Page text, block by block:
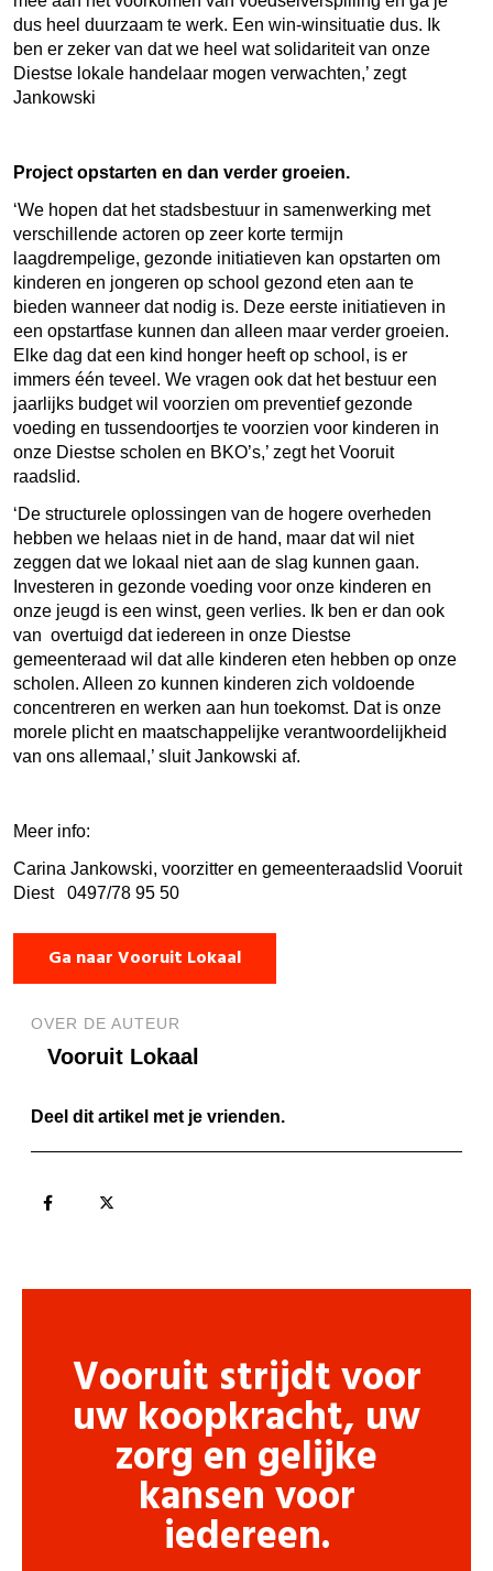
dus heel duurzaam te werk. Een win-winsituatie dus. Ik
ben er zeker van dat we heel wat solidariteit van onze
Diestse lokale handelaar mogen verwachten,’ zegt
Jankowski
Project opstarten en dan verder groeien.
‘We hopen dat het stadsbestuur in samenwerking met
verschillende actoren op zeer korte termijn
laagdrempelige, gezonde initiatieven kan opstarten om
kinderen en jongeren op school gezond eten aan te
bieden wanneer dat nodig is. Deze eerste initiatieven in
een opstartfase kunnen dan alleen maar verder groeien.
Elke dag dat een kind honger heeft op school, is er
immers één teveel. We vragen ook dat het bestuur een
jaarlijks budget wil voorzien om preventief gezonde
voeding en tussendoortjes te voorzien voor kinderen in
onze Diestse scholen en BKO’s,’ zegt het Vooruit
raadslid.
‘De structurele oplossingen van de hogere overheden
hebben we helaas niet in de hand, maar dat wil niet
zeggen dat we lokaal niet aan de slag kunnen gaan.
Investeren in gezonde voeding voor onze kinderen en
onze jeugd is een winst, geen verlies. Ik ben er dan ook
van overtuigd dat iedereen in onze Diestse
gemeenteraad wil dat alle kinderen eten hebben op onze
scholen. Alleen zo kunnen kinderen zich voldoende
concentreren en werken aan hun toekomst. Dat is onze
morele plicht en maatschappelijke verantwoordelijkheid
van ons allemaal,’ sluit Jankowski af.
Meer info:
Carina Jankowski, voorzitter en gemeenteraadslid Vooruit
Diest 0497/78 95 50
Ga naar Vooruit Lokaal
OVER DE AUTEUR
Vooruit Lokaal
Deel dit artikel met je vrienden.
Vooruit strijdt voor
uw koopkracht, uw
zorg en gelijke
kansen voor
iedereen.